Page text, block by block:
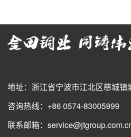
地址：浙江省宁波市江北区慈城镇
咨询热线：+86 0574-83005999
联系邮箱：